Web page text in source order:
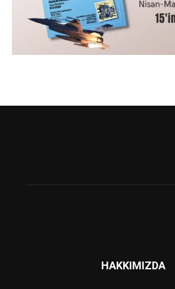
HAKKIMIZDA